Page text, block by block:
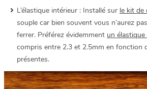
L’élastique intérieur : Installé sur le kit de
souple car bien souvent vous n’aurez
ferrer. Préférez évidemment un
compris entre 2.3 et 2.5mm en fonction
présentes.